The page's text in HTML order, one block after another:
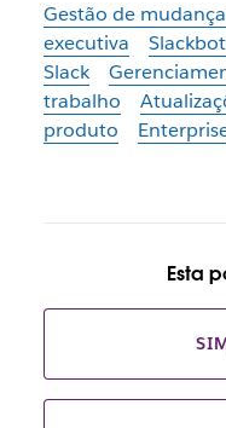
Gestão de
executiva
Slack
trabalho
produto
Esta